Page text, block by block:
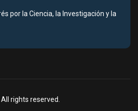
por la Ciencia, la Investigación y la
rights reserved.